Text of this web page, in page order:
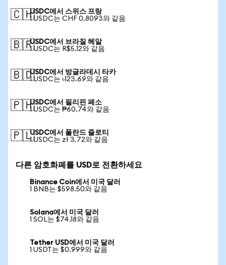
🇨🇭USDC에서 스위스 프랑
1 USDC는 CHF 0.8093와 같음
🇧🇷USDC에서 브라질 헤알
1 USDC는 R$5.12와 같음
🇧🇩USDC에서 방글라데시 타카
1 USDC는 ৳123.69와 같음
🇵🇭USDC에서 필리핀 페소
1 USDC는 ₱60.74와 같음
🇵🇱USDC에서 폴란드 즐로티
1 USDC는 zł 3.72와 같음
다른 암호화폐를 USD로 전환하세요
Binance Coin에서 미국 달러
1 BNB는 $598.50와 같음
Solana에서 미국 달러
1 SOL는 $74.18와 같음
Tether USD에서 미국 달러
1 USDT는 $0.999와 같음